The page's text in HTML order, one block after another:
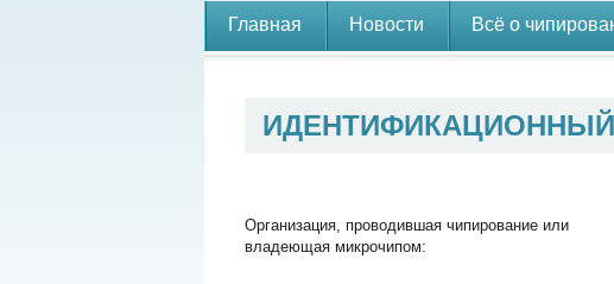
Главная Новости Всё о
Организация, проводившая чипирование или
владеющая микрочипом: